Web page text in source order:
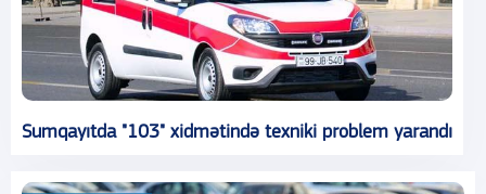
Sumqayıtda "103" xidmətində texniki problem yarandı